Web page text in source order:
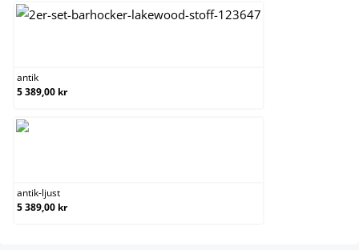
antik
5 389,00 kr
antik-ljust
5 389,00 kr